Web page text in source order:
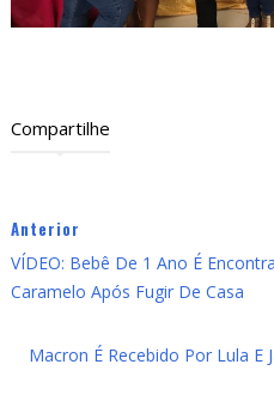
Compartilhe
Anterior
VÍDEO: Bebê De 1 Ano É
Caramelo Após Fugir De Casa
Macron É Recebido Por Lula